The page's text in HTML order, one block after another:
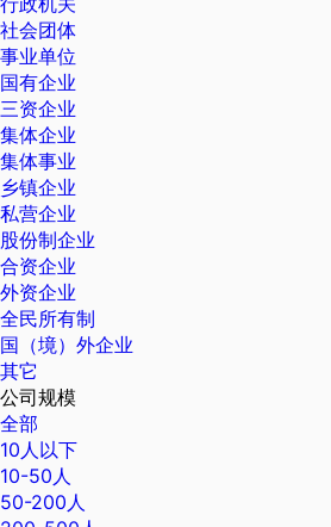
社会团体
事业单位
国有企业
三资企业
集体企业
集体事业
乡镇企业
私营企业
股份制企业
合资企业
外资企业
全民所有制
国（境）外企业
其它
公司规模
全部
10人以下
10-50人
50-200人